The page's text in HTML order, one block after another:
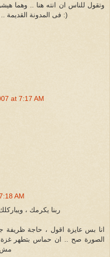
وتقول للناس ان انته هنا .. وهما
فى المدونة القديمة .. هيعرفوا ان فى حاجه حصلت :)
at 7:17 AM
AM
ربنا يكرمك ،
انا بس عايزة اقول ، حاجة ظريفة
الصورة صح .. ان حماس بتطهر
مش